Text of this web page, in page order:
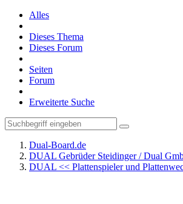
Alles
Dieses Thema
Dieses Forum
Seiten
Forum
Erweiterte Suche
Dual-Board.de
DUAL Gebrüder Steidinger / Dual
DUAL << Plattenspieler und